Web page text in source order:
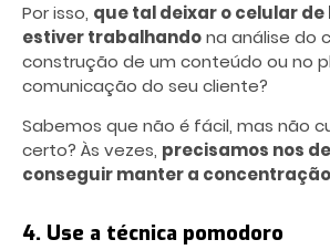
Por isso, que tal deixar o celular
estiver trabalhandona análise do
construção de um conteúdo ou no
comunicação do seu cliente?
Sabemos que não é fácil, mas não
certo? Às vezes, precisamos nos
conseguir manter a concentração
4. Use a técnica pomodoro